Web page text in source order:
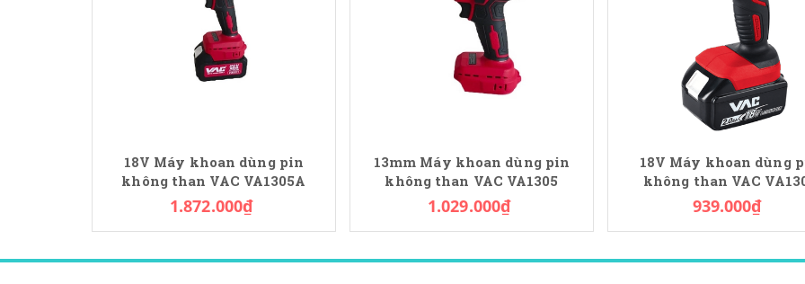
18V Máy khoan dùng pin
không than VAC VA1305A
1.872.000₫
13mm Máy khoan dùng pin
không than VAC VA1305
1.029.000₫
18V Máy khoan dùng
không than VAC
939.000₫